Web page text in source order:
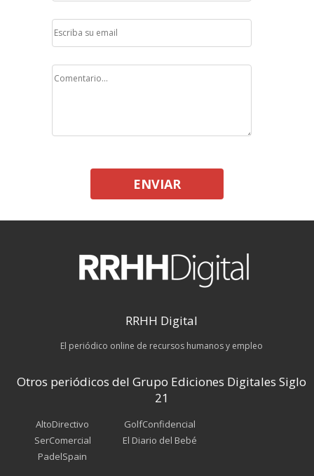
ENVIAR
RRHH Digital
El periódico online de recursos humanos y empleo
Otros periódicos del Grupo Ediciones Digitales Siglo
21
AltoDirectivo
SerComercial
PadelSpain
GolfConfidencial
El Diario del Bebé